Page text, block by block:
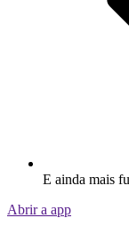
E ainda mais
Abrir a app